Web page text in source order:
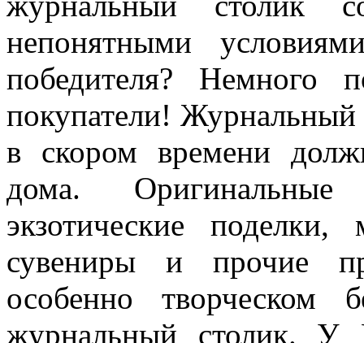
непонятными
победителя? Немного
покупатели! Журнальный
в скором времени
дома.
экзотические
сувениры и прочие
особенно творческом
журнальный столик. У